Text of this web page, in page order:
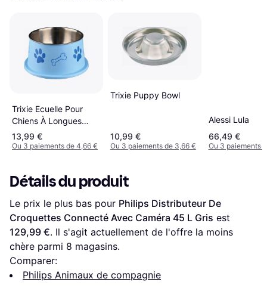
Trixie Ecuelle Pour
Chiens À Longues
Oreilles
13,99 €
Ou 3 paiements de 4,66 €
Trixie Puppy Bowl
10,99 €
Ou 3 paiements de 3,66 €
Alessi Lula
66,49 €
Ou 3 paiements
Détails du produit
Le prix le plus bas pour Philips Distributeur De
Croquettes Connecté Avec Caméra 45 L Gris
129,99 €. Il s'agit actuellement de l'offre la moins
chère parmi 8 magasins.
Comparer:
Philips Animaux de compagnie